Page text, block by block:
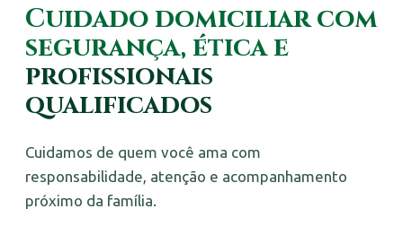
Cuidado domiciliar com
segurança, ética e
profissionais
qualificados
Cuidamos de quem você ama com
responsabilidade, atenção e acompanhamento
próximo da família.